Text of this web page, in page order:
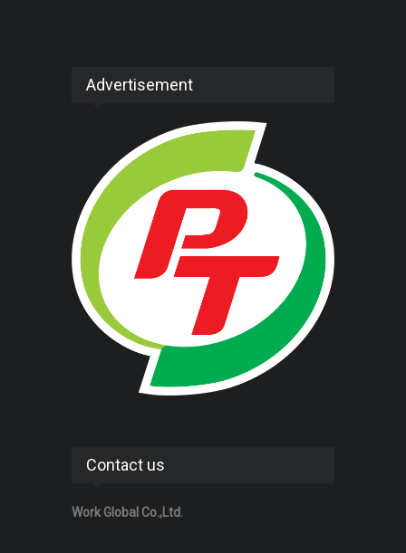
Advertisement
Contact us
Work Global Co.,Ltd.